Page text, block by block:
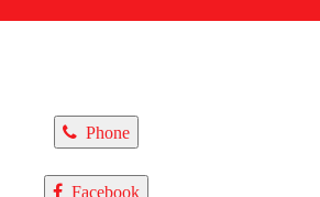
Phone
Facebook